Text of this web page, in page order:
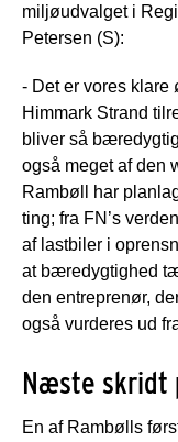
miljøudvalget i
Petersen (S):
- Det er vores klare
Himmark Strand
bliver så
også meget af den
Rambøll har
ting; fra FN’s
af lastbiler i
at bæredygtighed
den entreprenør,
også vurderes ud
Næste skridt
En af Rambølls